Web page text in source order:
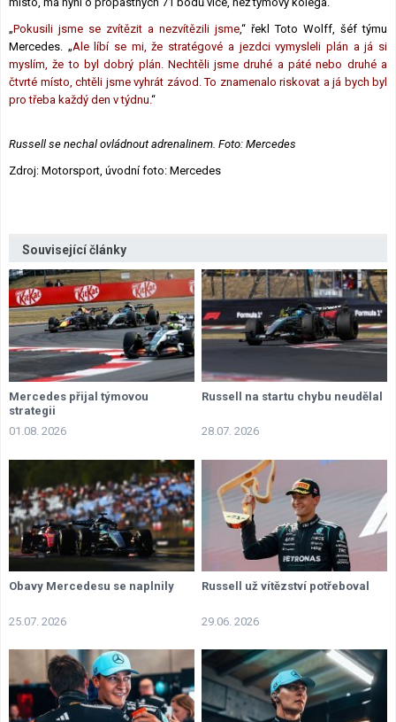
„Pokusili jsme se zvítězit a nezvítězili jsme,“ řekl Toto Wolff, šéf týmu
Mercedes. „Ale líbí se mi, že stratégové a jezdci vymysleli plán a já si
myslím, že to byl dobrý plán. Nechtěli jsme druhé a páté nebo druhé a
čtvrté místo, chtěli jsme vyhrát závod. To znamenalo riskovat a já bych byl
pro třeba každý den v týdnu. “
Russell se nechal ovládnout adrenalinem. Foto: Mercedes
Zdroj: Motorsport, úvodní foto: Mercedes
Související články
Mercedes přijal týmovou
strategii
01.08. 2026
Russell na startu chybu neudělal
28.07. 2026
Obavy Mercedesu se naplnily
25.07. 2026
Russell už vítězství potřeboval
29.06. 2026